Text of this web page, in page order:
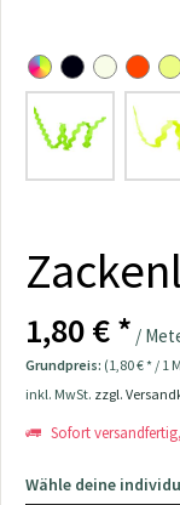
1,80 € * /
Grundpreis: (1,80 € * / 1
inkl. MwSt. zzgl.
Sofort
Wähle deine